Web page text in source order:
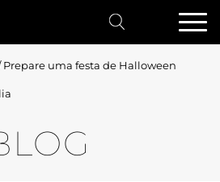
Prepare uma festa de Halloween